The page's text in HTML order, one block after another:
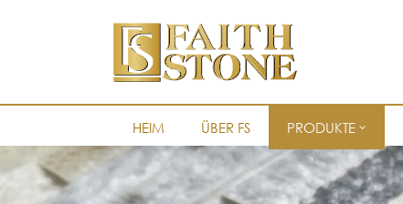
HEIM ÜBER FS PRODUKTE